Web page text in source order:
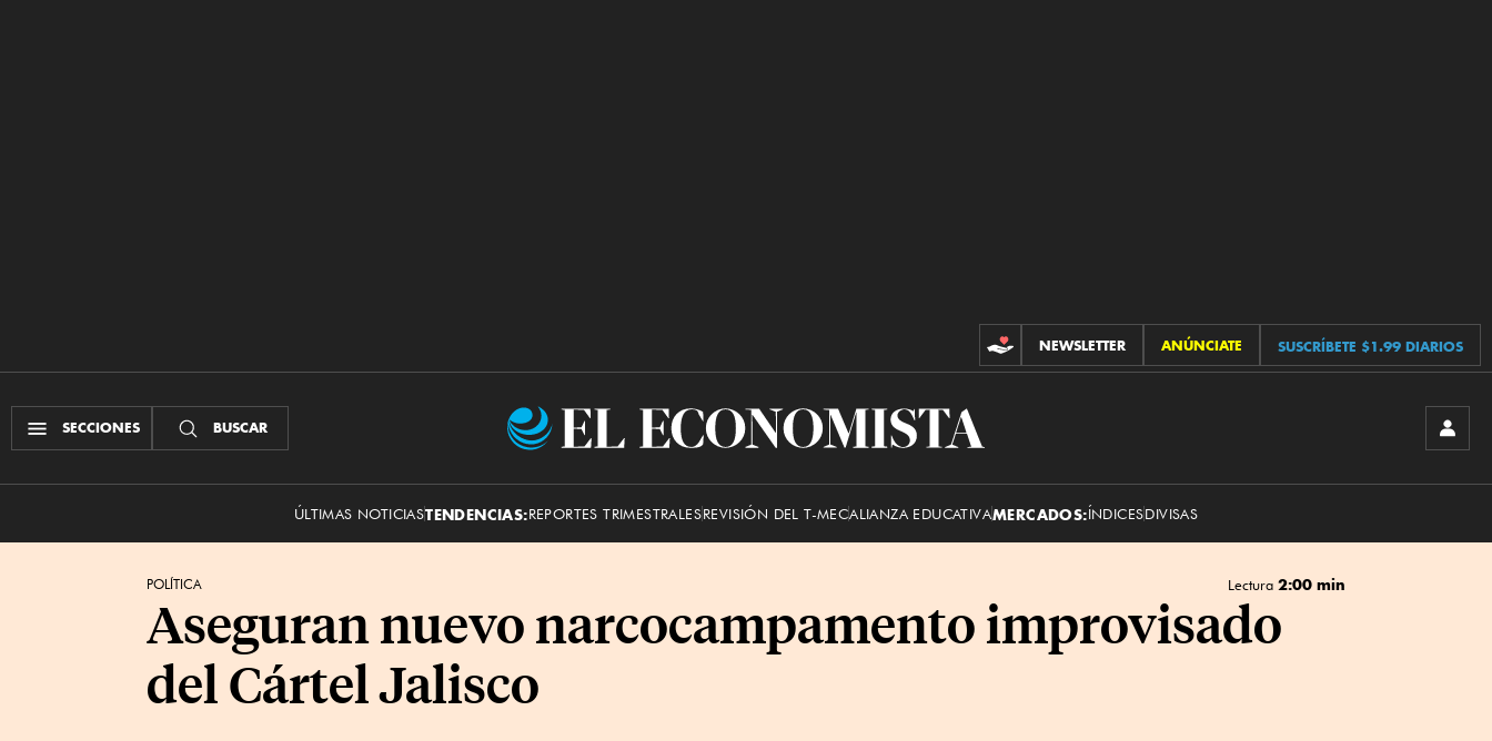
CONTRIBUCIONES
NEWSLETTER ANÚNCIATE SUSCRÍBETE $1.99 DIARIOS
SECCIONES BUSCAR
El
ÚLTIMAS NOTICIASTENDENCIAS:REPORTES TRIMESTRALESREVISIÓN DEL T-MECALIANZA EDUCATIVAMERCADOS:ÍNDICESDIVISAS
POLÍTICA Lectura 2:00 min
Aseguran nuevo narcocampamento improvisado
del Cártel Jalisco